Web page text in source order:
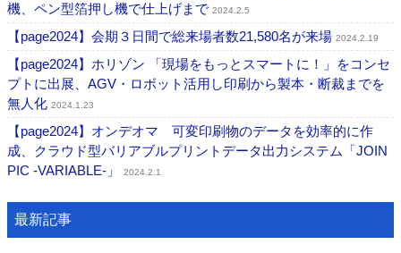
機、ペン型箔押し機で仕上げまで 2024.2.5
【page2024】会期３日間で総来場者数21,580名が来場 2024.2.19
【page2024】ホリゾン 「現場をもっとスマートに！」をコンセ
プトに出展、AGV・ロボット活用し印刷から製本・断裁までを
無人化 2024.1.23
【page2024】オンデオマ 可変印刷物のデータを効率的に作
成、クラウド型バリアブルプリントデータ出力システム「JOIN
PIC -VARIABLE-」
2024.2.1
最新記事